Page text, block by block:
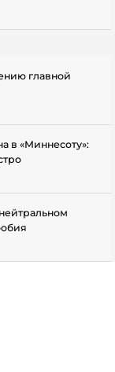
главной
в «Миннесоту»: